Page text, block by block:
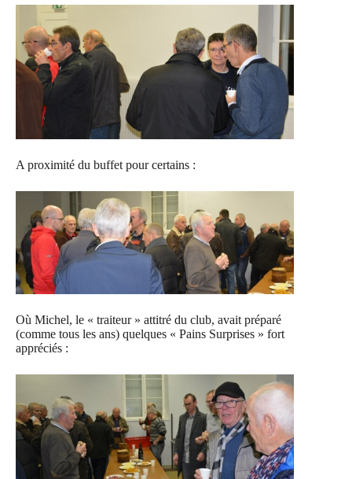
A proximité du buffet pour certains :
Où Michel, le « traiteur » attitré du club, avait préparé
(comme tous les ans) quelques « Pains Surprises » fort
appréciés :